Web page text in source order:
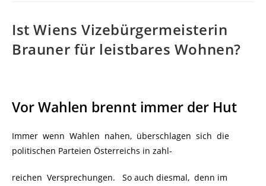
Ist Wiens Vizebürgermeisterin
Brauner für leistbares Wohnen?
Vor Wahlen brennt immer der Hut
Immer wenn Wahlen nahen, überschlagen sich die
politischen Parteien Österreichs in zahl-
reichen Versprechungen. So auch diesmal, denn im